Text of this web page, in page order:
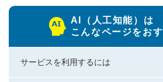
AI（人工知能）は
こんなページをお
サービスを利用するには